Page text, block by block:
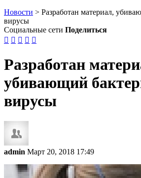
Новости > Разработан материал,
вирусы
Социальные сети Поделиться
    
Разработан
убивающий
вирусы
admin Март 20, 2018 17:49